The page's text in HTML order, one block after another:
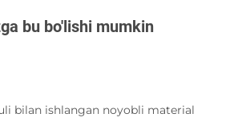
bu bo'lishi mumkin
bilan ishlangan noyobli material